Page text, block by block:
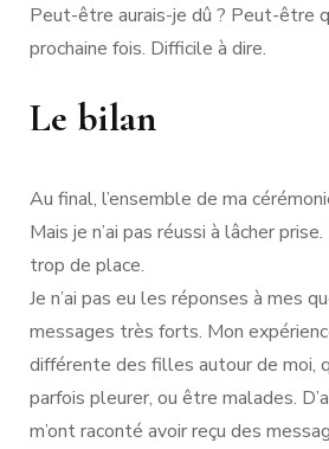
Peut-être aurais-je dû ? Peut-être
prochaine fois. Difficile à dire.
Le bilan
Au final, l’ensemble de ma
Mais je n’ai pas réussi à lâcher
trop de place.
Je n’ai pas eu les réponses à mes
messages très forts. Mon
différente des filles autour de moi,
parfois pleurer, ou être malades.
m’ont raconté avoir reçu des